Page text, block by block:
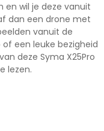
en wil je deze vanuit
dan een drone met
vanuit de
een leuke bezigheid
deze Syma X25Pro
lezen.